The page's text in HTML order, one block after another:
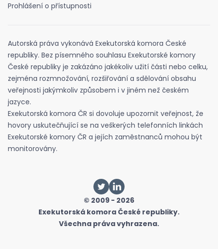
Prohlášení o přístupnosti
Autorská práva vykonává Exekutorská komora České
republiky. Bez písemného souhlasu Exekutorské komory
České republiky je zakázáno jakékoliv užití části nebo celku,
zejména rozmnožování, rozšiřování a sdělování obsahu
veřejnosti jakýmkoliv způsobem i v jiném než českém
jazyce.
Exekutorská komora ČR si dovoluje upozornit veřejnost, že
hovory uskutečňující se na veškerých telefonních linkách
Exekutorské komory ČR a jejích zaměstnanců mohou být
monitorovány.
© 2009 - 2026
Exekutorská komora České republiky.
Všechna práva vyhrazena.